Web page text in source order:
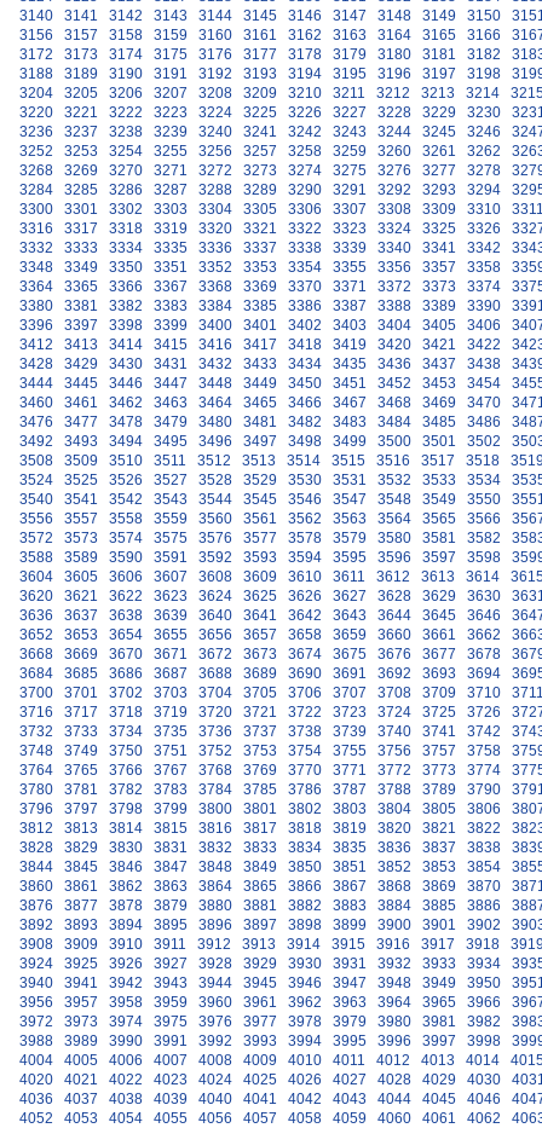
3140
3141 3142 3143 3144 3145 3146 3147 3148 3149 3150
3156
3157 3158 3159 3160 3161 3162 3163 3164 3165 3166
3172
3173 3174 3175 3176 3177 3178 3179 3180 3181 3182
3188
3189 3190 3191 3192 3193 3194 3195 3196 3197 3198
3204
3205 3206 3207 3208 3209 3210 3211 3212 3213 3214
3220
3221 3222 3223 3224 3225 3226 3227 3228 3229 3230
3236
3237 3238 3239 3240 3241 3242 3243 3244 3245 3246
3252
3253 3254 3255 3256 3257 3258 3259 3260 3261 3262
3268
3269 3270 3271 3272 3273 3274 3275 3276 3277 3278
3284
3285 3286 3287 3288 3289 3290 3291 3292 3293 3294
3300
3301 3302 3303 3304 3305 3306 3307 3308 3309 3310
3316
3317 3318 3319 3320 3321 3322 3323 3324 3325 3326
3332
3333 3334 3335 3336 3337 3338 3339 3340 3341 3342
3348
3349 3350 3351 3352 3353 3354 3355 3356 3357 3358
3364
3365 3366 3367 3368 3369 3370 3371 3372 3373 3374
3380
3381 3382 3383 3384 3385 3386 3387 3388 3389 3390
3396
3397 3398 3399 3400 3401 3402 3403 3404 3405 3406
3412
3413 3414 3415 3416 3417 3418 3419 3420 3421 3422
3428
3429 3430 3431 3432 3433 3434 3435 3436 3437 3438
3444
3445 3446 3447 3448 3449 3450 3451 3452 3453 3454
3460
3461 3462 3463 3464 3465 3466 3467 3468 3469 3470
3476
3477 3478 3479 3480 3481 3482 3483 3484 3485 3486
3492
3493 3494 3495 3496 3497 3498 3499 3500 3501 3502
3508
3509 3510 3511 3512 3513 3514 3515 3516 3517 3518
3524
3525 3526 3527 3528 3529 3530 3531 3532 3533 3534
3540
3541 3542 3543 3544 3545 3546 3547 3548 3549 3550
3556
3557 3558 3559 3560 3561 3562 3563 3564 3565 3566
3572
3573 3574 3575 3576 3577 3578 3579 3580 3581 3582
3588
3589 3590 3591 3592 3593 3594 3595 3596 3597 3598
3604
3605 3606 3607 3608 3609 3610 3611 3612 3613 3614
3620
3621 3622 3623 3624 3625 3626 3627 3628 3629 3630
3636
3637 3638 3639 3640 3641 3642 3643 3644 3645 3646
3652
3653 3654 3655 3656 3657 3658 3659 3660 3661 3662
3668
3669 3670 3671 3672 3673 3674 3675 3676 3677 3678
3684
3685 3686 3687 3688 3689 3690 3691 3692 3693 3694
3700
3701 3702 3703 3704 3705 3706 3707 3708 3709 3710
3716
3717 3718 3719 3720 3721 3722 3723 3724 3725 3726
3732
3733 3734 3735 3736 3737 3738 3739 3740 3741 3742
3748
3749 3750 3751 3752 3753 3754 3755 3756 3757 3758
3764
3765 3766 3767 3768 3769 3770 3771 3772 3773 3774
3780
3781 3782 3783 3784 3785 3786 3787 3788 3789 3790
3796
3797 3798 3799 3800 3801 3802 3803 3804 3805 3806
3812
3813 3814 3815 3816 3817 3818 3819 3820 3821 3822
3828
3829 3830 3831 3832 3833 3834 3835 3836 3837 3838
3844
3845 3846 3847 3848 3849 3850 3851 3852 3853 3854
3860
3861 3862 3863 3864 3865 3866 3867 3868 3869 3870
3876
3877 3878 3879 3880 3881 3882 3883 3884 3885 3886
3892
3893 3894 3895 3896 3897 3898 3899 3900 3901 3902
3908
3909 3910 3911 3912 3913 3914 3915 3916 3917 3918
3924
3925 3926 3927 3928 3929 3930 3931 3932 3933 3934
3940
3941 3942 3943 3944 3945 3946 3947 3948 3949 3950
3956
3957 3958 3959 3960 3961 3962 3963 3964 3965 3966
3972
3973 3974 3975 3976 3977 3978 3979 3980 3981 3982
3988
3989 3990 3991 3992 3993 3994 3995 3996 3997 3998
4004
4005 4006 4007 4008 4009 4010 4011 4012 4013 4014
4020
4021 4022 4023 4024 4025 4026 4027 4028 4029 4030
4036
4037 4038 4039 4040 4041 4042 4043 4044 4045 4046
4052
4053 4054 4055 4056 4057 4058 4059 4060 4061 4062